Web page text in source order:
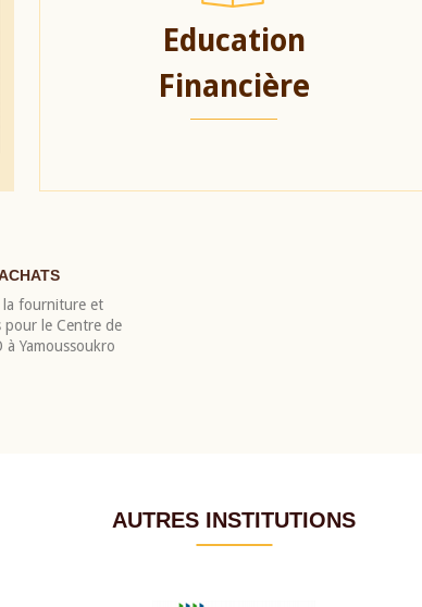
Education
Financière
la fourniture et
pour le Centre de
à Yamoussoukro
AUTRES INSTITUTIONS